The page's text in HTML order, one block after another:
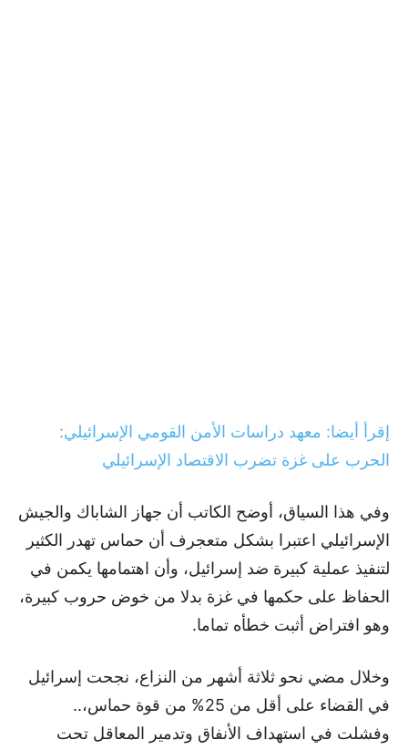
إقرأ أيضا: معهد دراسات الأمن القومي الإسرائيلي:
الحرب على غزة تضرب الاقتصاد الإسرائيلي
وفي هذا السياق، أوضح الكاتب أن جهاز الشاباك والجيش
الإسرائيلي اعتبرا بشكل متعجرف أن حماس تهدر الكثير
لتنفيذ عملية كبيرة ضد إسرائيل، وأن اهتمامها يكمن في
الحفاظ على حكمها في غزة بدلا من خوض حروب كبيرة،
وهو افتراض أثبت خطأه تماما.
وخلال مضي نحو ثلاثة أشهر من النزاع، نجحت إسرائيل
في القضاء على أقل من 25% من قوة حماس،..
وفشلت في استهداف الأنفاق وتدمير المعاقل تحت